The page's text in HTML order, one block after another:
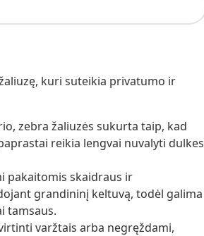
kuri suteikia privatumo ir
zebra žaliuzės sukurta taip, kad
reikia lengvai nuvalyti dulkes
pakaitomis skaidraus ir
grandininį keltuvą, todėl galima
tamsaus.
varžtais arba negręždami,